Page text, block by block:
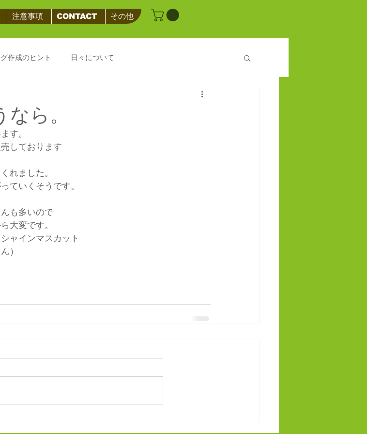
注意事項 CONTACT その他
作成のヒント 日々について
ら。
す。
しております
れました。
ていくそうです。
も多いので
大変です。
シャインマスカット
）